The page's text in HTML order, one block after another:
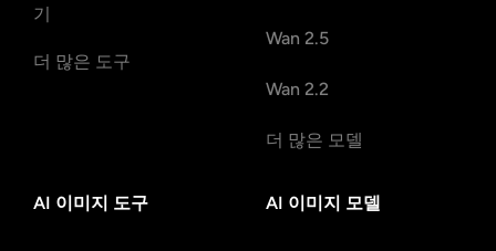
기
더 많은 도구
Wan 2.5
Wan 2.2
더 많은 모델
AI 이미지 도구 AI 이미지 모델